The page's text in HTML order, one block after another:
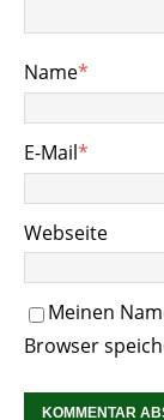
Name*
E-Mail*
Webseite
Meinen
Browser